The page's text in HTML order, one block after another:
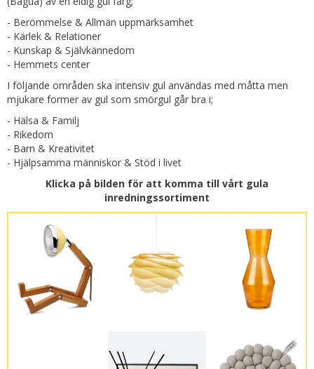
- Berömmelse & Allmän uppmärksamhet
- Kärlek & Relationer
- Kunskap & Självkännedom
- Hemmets center
I följande områden ska intensiv gul användas med måtta men
mjukare former av gul som smörgul går bra i;
- Hälsa & Familj
- Rikedom
- Barn & Kreativitet
- Hjälpsamma människor & Stöd i livet
Klicka på bilden för att komma till vårt gula
inredningssortiment